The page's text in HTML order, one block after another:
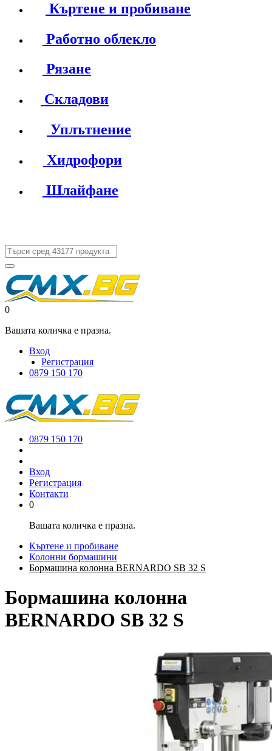
Къртене и пробиване
Работно облекло
Рязане
Складови
Уплътнение
Хидрофори
Шлайфане
0
Вашата количка е празна.
Вход
Регистрация
0879 150 170
0879 150 170
Вход
Регистрация
Контакти
0
Вашата количка е празна.
Къртене и пробиване
Колонни бормашини
Бормашина колонна BERNARDO SB 32 S
Бормашина колонна
BERNARDO SB 32 S